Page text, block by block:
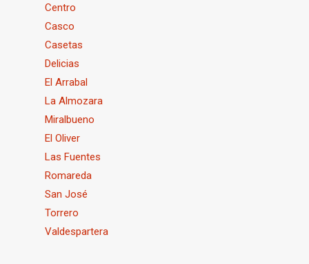
Centro
Casco
Casetas
Delicias
El Arrabal
La Almozara
Miralbueno
El Oliver
Las Fuentes
Romareda
San José
Torrero
Valdespartera